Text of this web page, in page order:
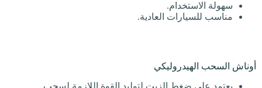
سهولة الاستخدام.
مناسب للسيارات العادية.
أوناش السحب الهيدروليكي